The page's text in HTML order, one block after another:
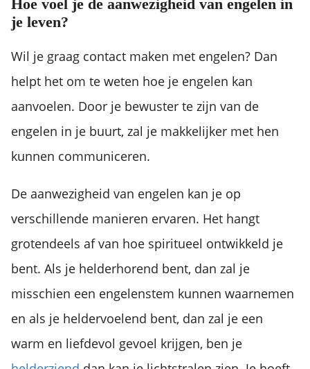
Hoe voel je de aanwezigheid van engelen in
je leven?
Wil je graag contact maken met engelen? Dan
helpt het om te weten hoe je engelen kan
aanvoelen. Door je bewuster te zijn van de
engelen in je buurt, zal je makkelijker met hen
kunnen communiceren.
De aanwezigheid van engelen kan je op
verschillende manieren ervaren. Het hangt
grotendeels af van hoe spiritueel ontwikkeld je
bent. Als je helderhorend bent, dan zal je
misschien een engelenstem kunnen waarnemen
en als je heldervoelend bent, dan zal je een
warm en liefdevol gevoel krijgen, ben je